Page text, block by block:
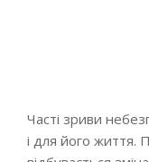
Часті зриви
і для його життя.